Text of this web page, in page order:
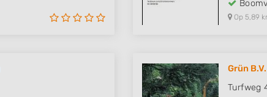
Op 5,89
Grün B.V.
Turfweg